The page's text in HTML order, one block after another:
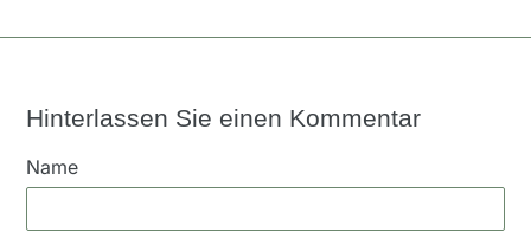
Hinterlassen Sie einen Kommentar
Name